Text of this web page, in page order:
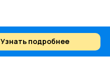
Узнать подробнее